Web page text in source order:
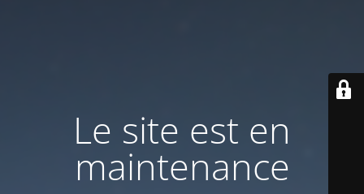
Le site est en
maintenance